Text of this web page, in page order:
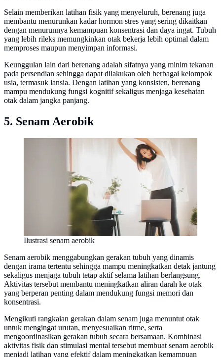
Selain memberikan latihan fisik yang menyeluruh, berenang juga
membantu menurunkan kadar hormon stres yang sering dikaitkan
dengan menurunnya kemampuan konsentrasi dan daya ingat. Tubuh
yang lebih rileks memungkinkan otak bekerja lebih optimal dalam
memproses maupun menyimpan informasi.
Keunggulan lain dari berenang adalah sifatnya yang minim tekanan
pada persendian sehingga dapat dilakukan oleh berbagai kelompok
usia, termasuk lansia. Dengan latihan yang konsisten, berenang
mampu mendukung fungsi kognitif sekaligus menjaga kesehatan
otak dalam jangka panjang.
5. Senam Aerobik
Ilustrasi senam aerobik
Senam aerobik menggabungkan gerakan tubuh yang dinamis
dengan irama tertentu sehingga mampu meningkatkan detak jantung
sekaligus menjaga tubuh tetap aktif selama latihan berlangsung.
Aktivitas tersebut membantu meningkatkan aliran darah ke otak
yang berperan penting dalam mendukung fungsi memori dan
konsentrasi.
Mengikuti rangkaian gerakan dalam senam juga menuntut otak
untuk mengingat urutan, menyesuaikan ritme, serta
mengoordinasikan gerakan tubuh secara bersamaan. Kombinasi
aktivitas fisik dan stimulasi mental tersebut membuat senam aerobik
menjadi latihan yang efektif dalam meningkatkan kemampuan